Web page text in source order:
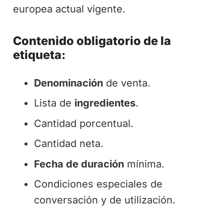
europea actual vigente.
Contenido obligatorio de la
etiqueta:
Denominación de venta.
Lista de ingredientes.
Cantidad porcentual.
Cantidad neta.
Fecha de duración mínima.
Condiciones especiales de
conversación y de utilización.